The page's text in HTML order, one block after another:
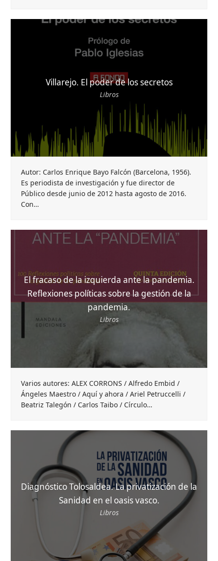
Villarejo. El poder de los secretos
Libros
Autor: Carlos Enrique Bayo Falcón (Barcelona, 1956).
Es periodista de investigación y fue director de
Público desde junio de 2012 hasta agosto de 2016.
Con…
El fracaso de la izquierda ante la pandemia.
Reflexiones políticas sobre la gestión de la
pandemia.
Libros
Varios autores: ALEX CORRONS / Alfredo Embid /
Ángeles Maestro / Aquí y ahora / Ariel Petruccelli /
Beatriz Talegón / Carlos Taibo / Círculo…
Diagnóstico Tolosaldea. La privatización de la
Sanidad en el oasis vasco.
Libros